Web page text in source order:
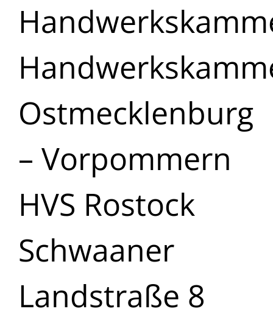
Ostmecklenburg
– Vorpommern
HVS Rostock
Schwaaner
Landstraße 8